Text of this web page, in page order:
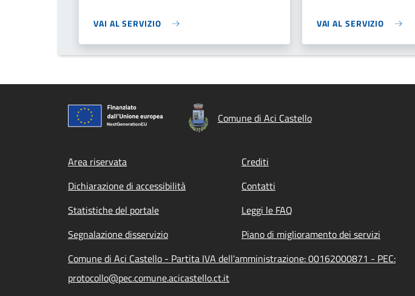
VAI AL SERVIZIO VAI AL SERVIZIO
Comune di Aci Castello
Footer menu
Area riservata Crediti
Dichiarazione di accessibilità
Contatti
Statistiche del portale
Leggi le FAQ
Segnalazione disservizio
Piano di miglioramento dei servizi
Comune di Aci Castello - Partita IVA dell'amministrazione: 00162000871 - PEC:
protocollo@pec.comune.acicastello.ct.it